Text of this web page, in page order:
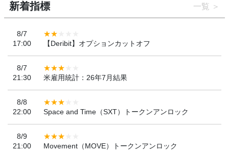
新着指標 一覧
8/7
17:00
【Deribit】オプションカットオフ
8/7
21:30
米雇用統計：26年7月結果
8/8
22:00
Space and Time（SXT）トークンアンロック
8/9
21:00
Movement（MOVE）トークンアンロック